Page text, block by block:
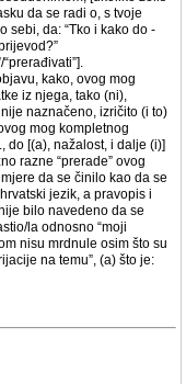
da se radi o, s tvoje
sebi, da: “Tko i kako do -
kako, ovog mog
iz njega, tako (ni),
naznačeno, izričito (i to)
mog kompletnog
do [(a), nažalost, i dalje (i)]
razne “prerade” ovog
da se činilo kao da se
jezik, a pravopis i
bilo navedeno da se
la odnosno “moji
nisu mrdnule osim što su
na temu”, (a) što je: